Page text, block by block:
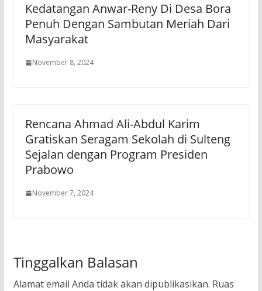
Kedatangan Anwar-Reny Di Desa Bora
Penuh Dengan Sambutan Meriah Dari
Masyarakat
November 8, 2024
Rencana Ahmad Ali-Abdul Karim
Gratiskan Seragam Sekolah di Sulteng
Sejalan dengan Program Presiden
Prabowo
November 7, 2024
Tinggalkan Balasan
Alamat email Anda tidak akan dipublikasikan. Ruas